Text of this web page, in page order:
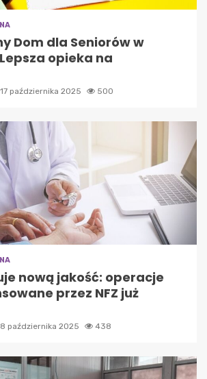
Dom dla Seniorów w
opieka na
17 października 2025 500
nową jakość: operacje
przez NFZ już
8 października 2025 438